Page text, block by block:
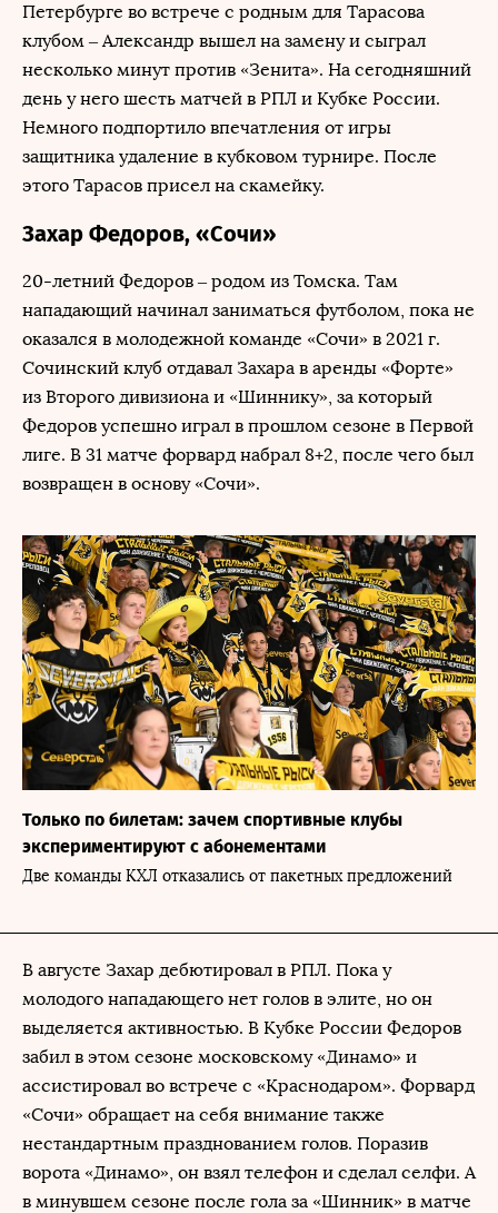
Петербурге во встрече с родным для Тарасова
клубом – Александр вышел на замену и сыграл
несколько минут против «Зенита». На сегодняшний
день у него шесть матчей в РПЛ и Кубке России.
Немного подпортило впечатления от игры
защитника удаление в кубковом турнире. После
этого Тарасов присел на скамейку.
Захар Федоров, «Сочи»
20-летний Федоров – родом из Томска. Там
нападающий начинал заниматься футболом, пока не
оказался в молодежной команде «Сочи» в 2021 г.
Сочинский клуб отдавал Захара в аренды «Форте»
из Второго дивизиона и «Шиннику», за который
Федоров успешно играл в прошлом сезоне в Первой
лиге. В 31 матче форвард набрал 8+2, после чего был
возвращен в основу «Сочи».
Только по билетам: зачем спортивные клубы
экспериментируют с абонементами
Две команды КХЛ отказались от пакетных предложений
В августе Захар дебютировал в РПЛ. Пока у
молодого нападающего нет голов в элите, но он
выделяется активностью. В Кубке России Федоров
забил в этом сезоне московскому «Динамо» и
ассистировал во встрече с «Краснодаром». Форвард
«Сочи» обращает на себя внимание также
нестандартным празднованием голов. Поразив
ворота «Динамо», он взял телефон и сделал селфи. А
в минувшем сезоне после гола за «Шинник» в матче